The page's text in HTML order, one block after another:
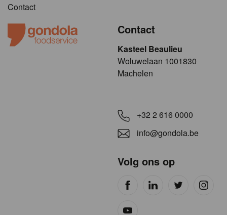
Contact
Contact
Kasteel Beaulieu
​​​Woluwelaan 1001830
Machelen
+32 2 616 0000
info@gondola.be
Volg ons op